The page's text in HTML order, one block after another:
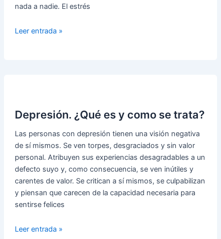
nada a nadie. El estrés
Consejos
Leer entrada »
Depresión. ¿Qué es y como se trata?
Las personas con depresión tienen una visión negativa
de sí mismos. Se ven torpes, desgraciados y sin valor
personal. Atribuyen sus experiencias desagradables a un
defecto suyo y, como consecuencia, se ven inútiles y
carentes de valor. Se critican a sí mismos, se culpabilizan
y piensan que carecen de la capacidad necesaria para
sentirse felices
Depresión.
Leer entrada »